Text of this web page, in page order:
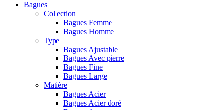
Bagues
Collection
Bagues Femme
Bagues Homme
Type
Bagues Ajustable
Bagues Avec pierre
Bagues Fine
Bagues Large
Matière
Bagues Acier
Bagues Acier doré